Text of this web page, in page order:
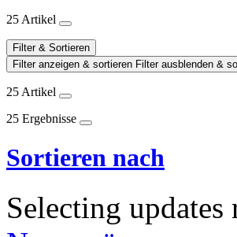
25 Artikel
Filter & Sortieren
Filter anzeigen & sortieren Filter ausblenden &
25 Artikel
25 Ergebnisse
Sortieren nach
Selecting